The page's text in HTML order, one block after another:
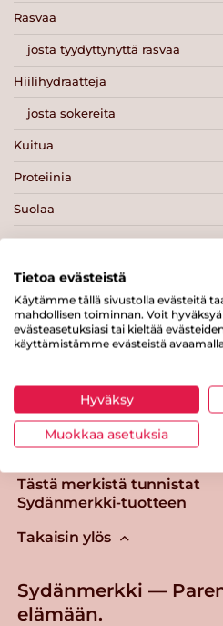
Rasvaa
josta tyydyttynyttä rasvaa
Hiilihydraatteja
josta sokereita
Kuitua
Proteiinia
Suolaa
Tulosta sivu
Tästä merkistä tunnistat
Sydänmerkki-tuotteen
Takaisin ylös
Sydänmerkki —
elämään.
Tietoa evästeistä
Käytämme tällä sivustolla evästeitä
mahdollisen toiminnan. Voit
evästeasetuksiasi tai kieltää
käyttämistämme evästeistä
Hyväksy
Muokkaa asetuksia